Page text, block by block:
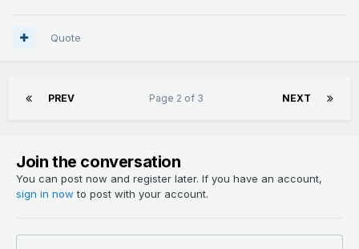
Quote
PREV NEXT
Page 2 of 3
Join the conversation
You can post now and register later. If you have an account,
sign in now to post with your account.